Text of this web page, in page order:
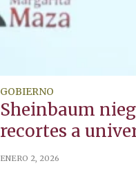
GOBIERNO
Sheinbaum
recortes a
ENERO 2, 2026